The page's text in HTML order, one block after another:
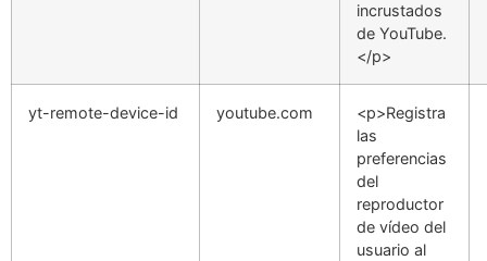
incrustados
de YouTube.
</p>
yt-remote-device-id youtube.com
<p>Registra
las
preferencias
del
reproductor
de vídeo del
usuario al